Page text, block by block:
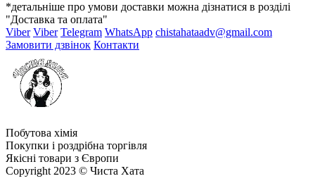
*детальніше про умови доставки можна дізнатися в розділі
"Доставка та оплата"
Viber Viber Telegram WhatsApp chistahataadv@gmail.com
Замовити дзвінок Контакти
Побутова хімія
Покупки і роздрібна торгівля
Якісні товари з Європи
Copyright 2023 © Чиста Хата